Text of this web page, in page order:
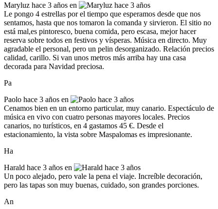
Maryluz hace 3 años en
Le pongo 4 estrellas por el tiempo que esperamos desde que nos
sentamos, hasta que nos tomaron la comanda y sirvieron. El sitio no
está mal,es pintoresco, buena comida, pero escasa, mejor hacer
reserva sobre todos en festivos y vísperas. Música en directo. Muy
agradable el personal, pero un pelin desorganizado. Relación precios
calidad, carillo. Si van unos metros más arriba hay una casa
decorada para Navidad preciosa.
Pa
Paolo hace 3 años en
Cenamos bien en un entorno particular, muy canario. Espectáculo de
música en vivo con cuatro personas mayores locales. Precios
canarios, no turísticos, en 4 gastamos 45 €. Desde el
estacionamiento, la vista sobre Maspalomas es impresionante.
Ha
Harald hace 3 años en
Un poco alejado, pero vale la pena el viaje. Increíble decoración,
pero las tapas son muy buenas, cuidado, son grandes porciones.
An